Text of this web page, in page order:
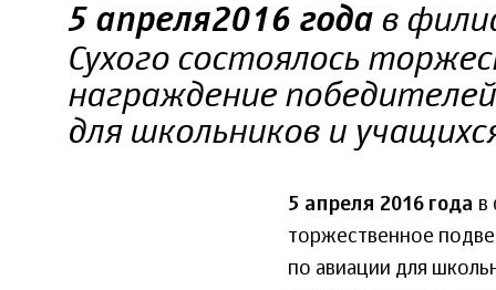
5 апреля 2016 годав
Сухого состоялось
награждение
для школьников и
5 апреля 2016 года в
торжественное
по авиации для